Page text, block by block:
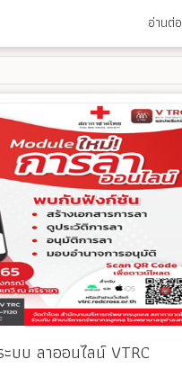
อ่านต่อ
บบ ลาออนไลน์ VTRC